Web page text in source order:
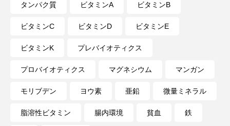
タンパク質 ビタミンA ビタミンB
ビタミンC ビタミンD ビタミンE
ビタミンK プレバイオティクス
プロバイオティクス マグネシウム マンガン
モリブデン ヨウ素 亜鉛 微量ミネラル
脂溶性ビタミン 腸内環境 貧血 鉄